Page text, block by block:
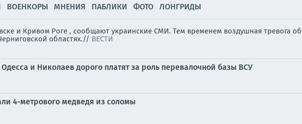
ВОЕНКОРЫ МНЕНИЯ ПАБЛИКИ ФОТО ЛОНГРИДЫ
и Кривом Роге , сообщают украинские СМИ. Тем временем воздушная тревога
областях.// ВЕСТИ
и Николаев дорого платят за роль перевалочной базы ВСУ
4-метрового медведя из соломы